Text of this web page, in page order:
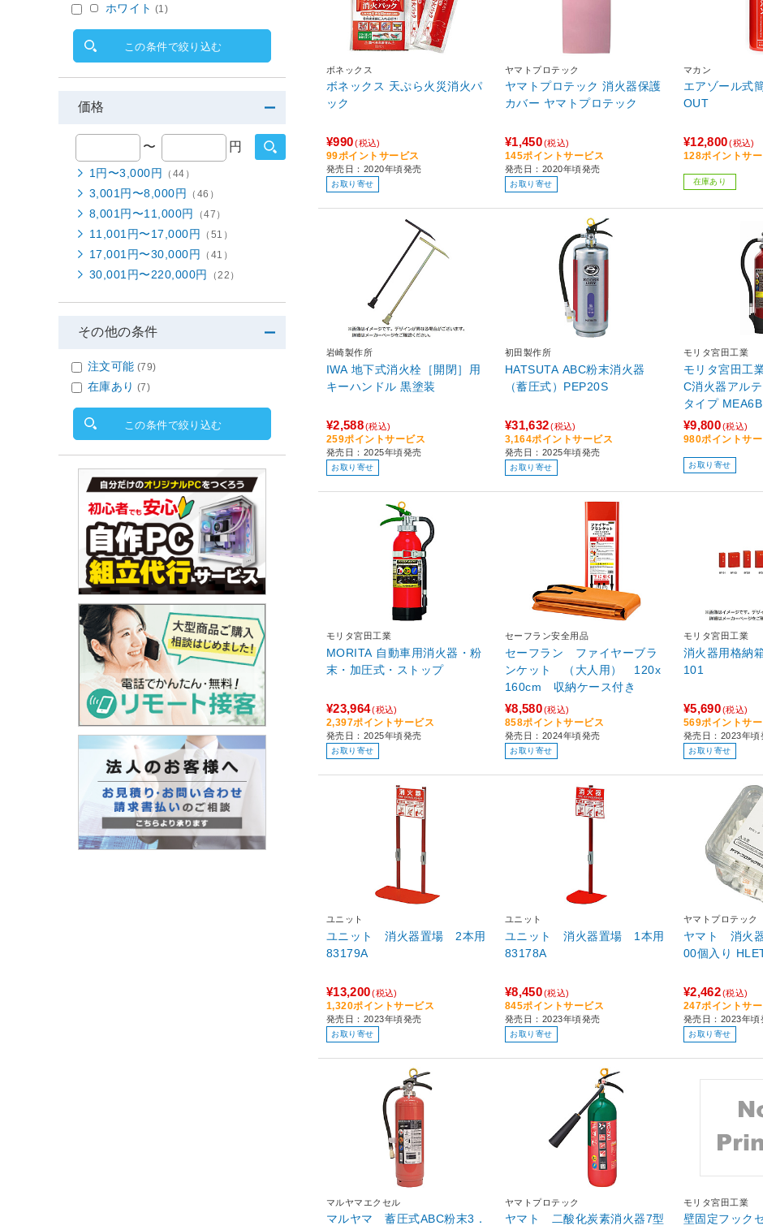
ボネックス
ボネックス 天ぷら火災消火パ
ック
¥990 (税込)
99ポイントサービス
発売日：2020年頃発売
お取り寄せ
ヤマトプロテック
ヤマトプロテック 消火器保護
カバー ヤマトプロテック
¥1,450(税込)
145ポイントサービス
発売日：2020年頃発売
お取り寄せ
マカン
エアゾール式簡
OUT
¥12,800(税込)
128ポイントサ
在庫あり
岩崎製作所
IWA 地下式消火栓［開閉］用
キーハンドル 黒塗装
¥2,588(税込)
259ポイントサービス
発売日：2025年頃発売
お取り寄せ
初田製作所
HATSUTA ABC粉末消火器
（蓄圧式）PEP20S
¥31,632(税込)
3,164ポイントサービス
発売日：2025年頃発売
お取り寄せ
モリタ宮田工業
モリタ宮田工
C消火器アル
¥9,800(税込)
980ポイントサ
お取り寄せ
モリタ宮田工業
MORITA 自動車用消火器・粉
末・加圧式・ストップ
¥23,964(税込)
2,397ポイントサービス
発売日：2025年頃発売
お取り寄せ
セーフラン安全用品
セーフラン ファイヤーブラ
ンケット （大人用） 120x
160cm 収納ケース付き
¥8,580(税込)
858ポイントサービス
発売日：2024年頃発売
お取り寄せ
モリタ宮田工業
消火器用格納
101
¥5,690(税込)
569ポイントサ
発売日：2023年頃
お取り寄せ
ユニット
ユニット 消火器置場 2本用
83179A
¥13,200(税込)
1,320ポイントサービス
発売日：2023年頃発売
お取り寄せ
ユニット
ユニット 消火器置場 1本用
83178A
¥8,450(税込)
845ポイントサービス
発売日：2023年頃発売
お取り寄せ
ヤマトプロテック
ヤマト 消火
00個入り
¥2,462(税込)
247ポイントサ
発売日：2023年頃
お取り寄せ
マルヤマエクセル
マルヤマ 蓄圧式ABC粉末3．
ヤマトプロテック
ヤマト 二酸化炭素消火器7型
モリタ宮田工業
壁固定フック
ホワイト (1)
この条件で絞り込む
価格
〜 円
1円〜3,000円 （44）
3,001円〜8,000円 （46）
8,001円〜11,000円 （47）
11,001円〜17,000円 （51）
17,001円〜30,000円 （41）
30,001円〜220,000円 （22）
その他の条件
注文可能 (79)
在庫あり (7)
この条件で絞り込む